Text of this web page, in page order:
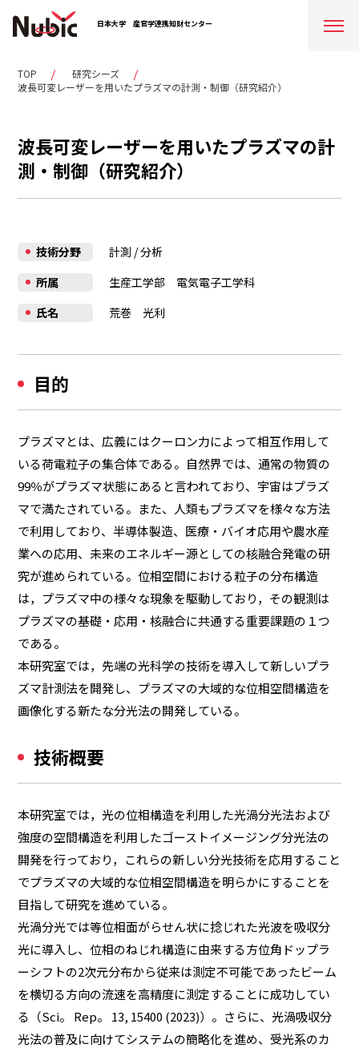
日本大学 産官学連携知財センター
TOP
研究シーズ
波長可変レーザーを用いたプラズマの計測・制御（研究紹介）
波長可変レーザーを用いたプラズマの計
測・制御（研究紹介）
技術分野 計測 /分析
所属
生産工学部 電気電子工学科
氏名
荒巻 光利
目的
プラズマとは、広義にはクーロン力によって相互作用して
いる荷電粒子の集合体である。自然界では、通常の物質の
99％がプラズマ状態にあると言われており、宇宙はプラズ
マで満たされている。また、人類もプラズマを様々な方法
で利用しており、半導体製造、医療・バイオ応用や農水産
業への応用、未来のエネルギー源としての核融合発電の研
究が進められている。位相空間における粒子の分布構造
は，プラズマ中の様々な現象を駆動しており，その観測は
プラズマの基礎・応用・核融合に共通する重要課題の１つ
である。
本研究室では，先端の光科学の技術を導入して新しいプラ
ズマ計測法を開発し、プラズマの大域的な位相空間構造を
画像化する新たな分光法の開発している。
技術概要
本研究室では，光の位相構造を利用した光渦分光法および
強度の空間構造を利用したゴーストイメージング分光法の
開発を行っており，これらの新しい分光技術を応用すること
でプラズマの大域的な位相空間構造を明らかにすることを
目指して研究を進めている。
光渦分光では等位相面がらせん状に捻じれた光波を吸収分
光に導入し、位相のねじれ構造に由来する方位角ドップラ
ーシフトの2次元分布から従来は測定不可能であったビーム
を横切る方向の流速を高精度に測定することに成功してい
る（Sci。 Rep。 13, 15400 (2023)）。さらに、光渦吸収分
光法の普及に向けてシステムの簡略化を進め、受光系のカ